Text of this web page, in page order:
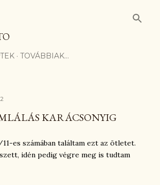
TOVÁBBIAK…
KARÁCSONYIG
es számában találtam ezt az ötletet.
idén pedig végre meg is tudtam